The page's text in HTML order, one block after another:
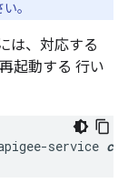
。
は、対応する
起動する 行い
service